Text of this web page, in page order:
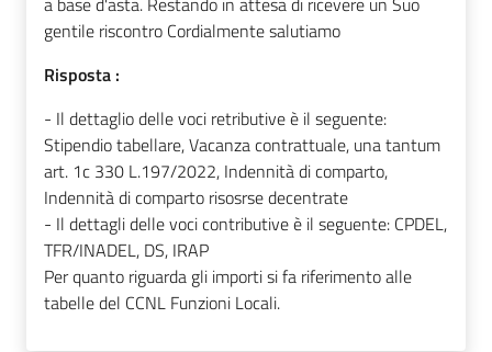
gentile riscontro Cordialmente salutiamo
Risposta :
- Il dettaglio delle voci retributive è il seguente:
Stipendio tabellare, Vacanza contrattuale, una tantum
art. 1c 330 L.197/2022, Indennità di comparto,
Indennità di comparto risosrse decentrate
- Il dettagli delle voci contributive è il seguente: CPDEL,
TFR/INADEL, DS, IRAP
Per quanto riguarda gli importi si fa riferimento alle
tabelle del CCNL Funzioni Locali.